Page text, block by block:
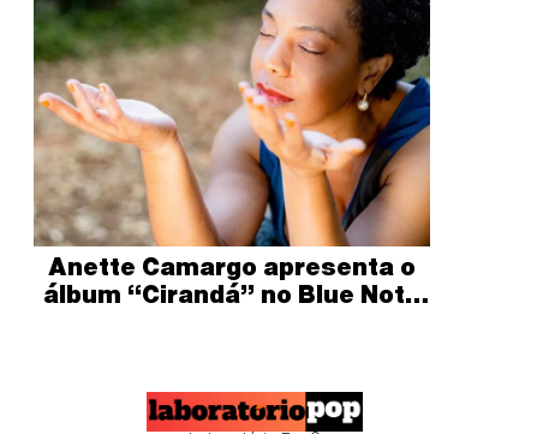
Anette Camargo apresenta o
álbum “Cirandá” no Blue Note